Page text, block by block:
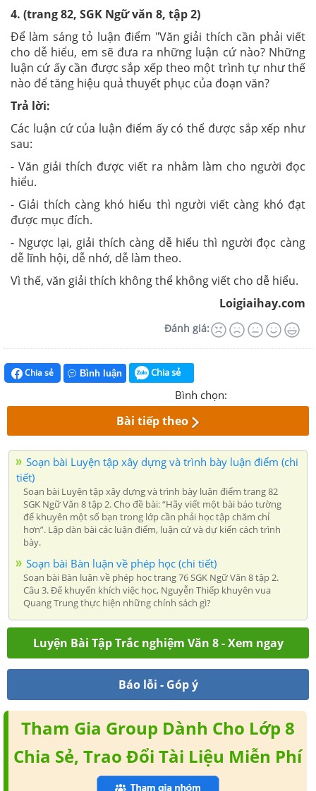
4. (trang 82, SGK Ngữ văn 8, tập 2)
Để làm sáng tỏ luận điểm "Văn giải thích cần phải viết
cho dễ hiểu, em sẽ đưa ra những luận cứ nào? Những
luận cứ ấy cần được sắp xếp theo một trình tự như thế
nào để tăng hiệu quả thuyết phục của đoạn văn?
Trả lời:
Các luận cứ của luận điểm ấy có thể được sắp xếp như
sau:
- Văn giải thích được viết ra nhằm làm cho người đọc
hiểu.
- Giải thích càng khó hiểu thì người viết càng khó đạt
được mục đích.
- Ngược lại, giải thích càng dễ hiểu thì người đọc càng
dễ lĩnh hội, dễ nhớ, dễ làm theo.
Vì thế, văn giải thích không thể không viết cho dễ hiểu.
Loigiaihay.com
Đánh giá:
Chia sẻ Bình luận Chia sẻ
Bình chọn:
Bài tiếp theo
Soạn bài Luyện tập xây dựng và trình bày luận điểm (chi
tiết)
Soạn bài Luyện tập xây dựng và trình bày luận điểm trang 82
SGK Ngữ Văn 8 tập 2. Cho đề bài: “Hãy viết một bài báo tường
để khuyên một số bạn trong lớp cần phải học tập chăm chỉ
hơn”. Lập dàn bài các luận điểm, luận cứ và dự kiến cách trình
bày.
Soạn bài Bàn luận về phép học (chi tiết)
Soạn bài Bàn luận về phép học trang 76 SGK Ngữ Văn 8 tập 2.
Câu 3. Để khuyến khích việc học, Nguyễn Thiếp khuyên vua
Quang Trung thực hiện những chính sách gì?
Luyện Bài Tập Trắc nghiệm Văn 8 - Xem ngay
Báo lỗi - Góp ý
Tham Gia Group Dành Cho Lớp 8
Chia Sẻ, Trao Đổi Tài Liệu Miễn Phí